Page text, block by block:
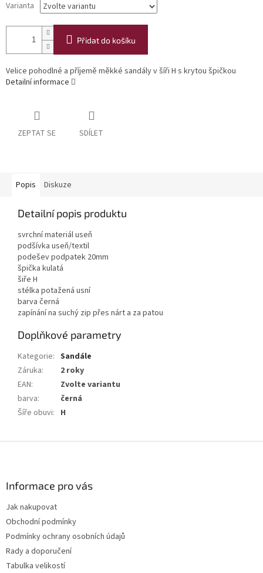
Varianta
Přidat do košíku
Velice pohodlné a příjemě měkké sandály v šíři H s krytou špičkou
Detailní informace
ZEPTAT SE SDÍLET
Popis Diskuze
Detailní popis produktu
svrchní materiál useň
podšívka useň/textil
podešev podpatek 20mm
špička kulatá
šiře H
stélka potažená usní
barva černá
zapínání na suchý zip přes nárt a za patou
Doplňkové parametry
Kategorie: Sandále
Záruka:
2 roky
EAN:
Zvolte variantu
barva:
černá
Šíře obuvi: H
Informace pro vás
Jak nakupovat
Obchodní podmínky
Podmínky ochrany osobních údajů
Rady a doporučení
Tabulka velikostí